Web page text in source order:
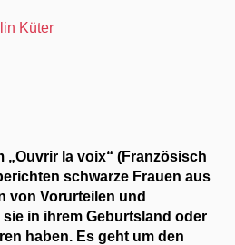
Küter
„Ouvrir la voix“ (Französisch
schwarze Frauen aus
von Vorurteilen und
in ihrem Geburtsland oder
haben. Es geht um den